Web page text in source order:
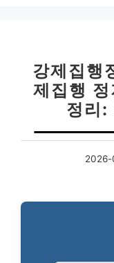
강제집행
제집행
정리:
2026-